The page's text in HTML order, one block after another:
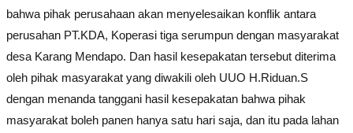
bahwa pihak perusahaan akan menyelesaikan konflik antara
perusahan PT.KDA, Koperasi tiga serumpun dengan masyarakat
desa Karang Mendapo. Dan hasil kesepakatan tersebut diterima
oleh pihak masyarakat yang diwakili oleh UUO H.Riduan.S
dengan menanda tanggani hasil kesepakatan bahwa pihak
masyarakat boleh panen hanya satu hari saja, dan itu pada lahan